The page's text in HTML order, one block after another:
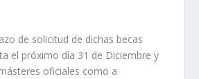
de solicitud de dichas becas
el próximo día 31 de Diciembre y
oficiales como a